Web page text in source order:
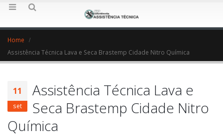
Home
Assistência Técnica Lava e Seca Brastemp Cidade Nitro Química
11
set
Assistência Técnica Lava e
Seca Brastemp Cidade Nitro
Química